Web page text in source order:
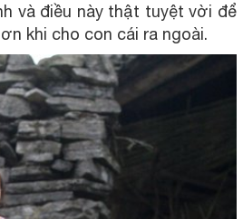
và điều này thật tuyệt vời để
khi cho con cái ra ngoài.